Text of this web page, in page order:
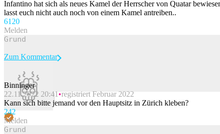
Infantino hat sich als neues Kamel der Herrscher von Quatar
lasst euch nicht auch noch von einem Kamel antreiben..
61 20
Melden
Beitrag melden
Zum Kommentar
Binninger
22.11.2022 20:41 registriert Februar 2022
Kann sich bitte jemand vor den Hauptsitz in Zürich kleben?
242
Melden